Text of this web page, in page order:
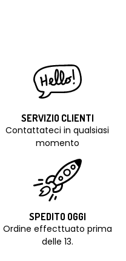
SERVIZIO CLIENTI
Contattateci in qualsiasi
momento
SPEDITO OGGI
Ordine effecttuato prima
delle 13.